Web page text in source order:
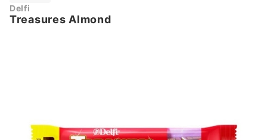
Delfi
Treasures Almond